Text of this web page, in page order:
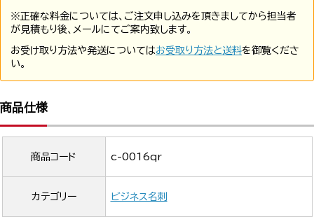
※正確な料金については、ご注文申し込みを頂きましてから担当者
が見積もり後、メールにてご案内致します。
お受け取り方法や発送についてはお受取り方法と送料を御覧くださ
い。
商品仕様
商品コード c-0016qr
カテゴリー ビジネス名刺